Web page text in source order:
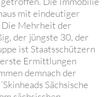
mit eindeutiger
Mehrheit der
der jüngste 30, der
ist Staatsschützern
Ermittlungen
demnach der
Sächsische